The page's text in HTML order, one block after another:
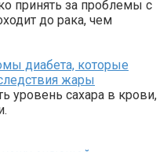
принять за проблемы с
до рака, чем
диабета, которые
жары
уровень сахара в крови,